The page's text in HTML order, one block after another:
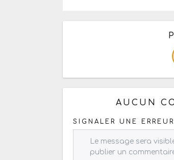
Copiez les
AUCUN
SIGNALER UNE ERREUR